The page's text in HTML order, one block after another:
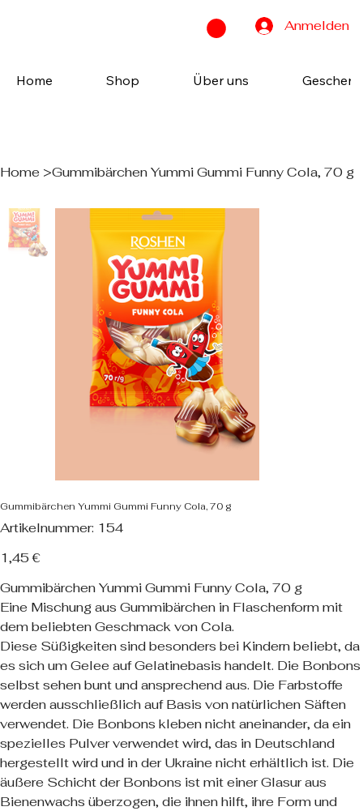
Anmelden
Home Shop Über uns
Home >Gummibärchen Yummi Gummi Funny Cola, 70 g
Gummibärchen Yummi Gummi Funny Cola, 70 g
Artikelnummer:
Artikelnummer:
154
154
Preis
1,45 €
Gummibärchen Yummi Gummi Funny Cola, 70 g
Eine Mischung aus Gummibärchen in Flaschenform mit
dem beliebten Geschmack von Cola.
Diese Süßigkeiten sind besonders bei Kindern beliebt, da
es sich um Gelee auf Gelatinebasis handelt. Die Bonbons
selbst sehen bunt und ansprechend aus. Die Farbstoffe
werden ausschließlich auf Basis von natürlichen Säften
verwendet. Die Bonbons kleben nicht aneinander, da ein
spezielles Pulver verwendet wird, das in Deutschland
hergestellt wird und in der Ukraine nicht erhältlich ist. Die
äußere Schicht der Bonbons ist mit einer Glasur aus
Bienenwachs überzogen, die ihnen hilft, ihre Form und